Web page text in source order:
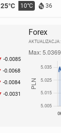
25°C 10°C 36
-0.0085
-0.0068
-0.0084
-0.0031
Forex
AKTUALIZACJA: